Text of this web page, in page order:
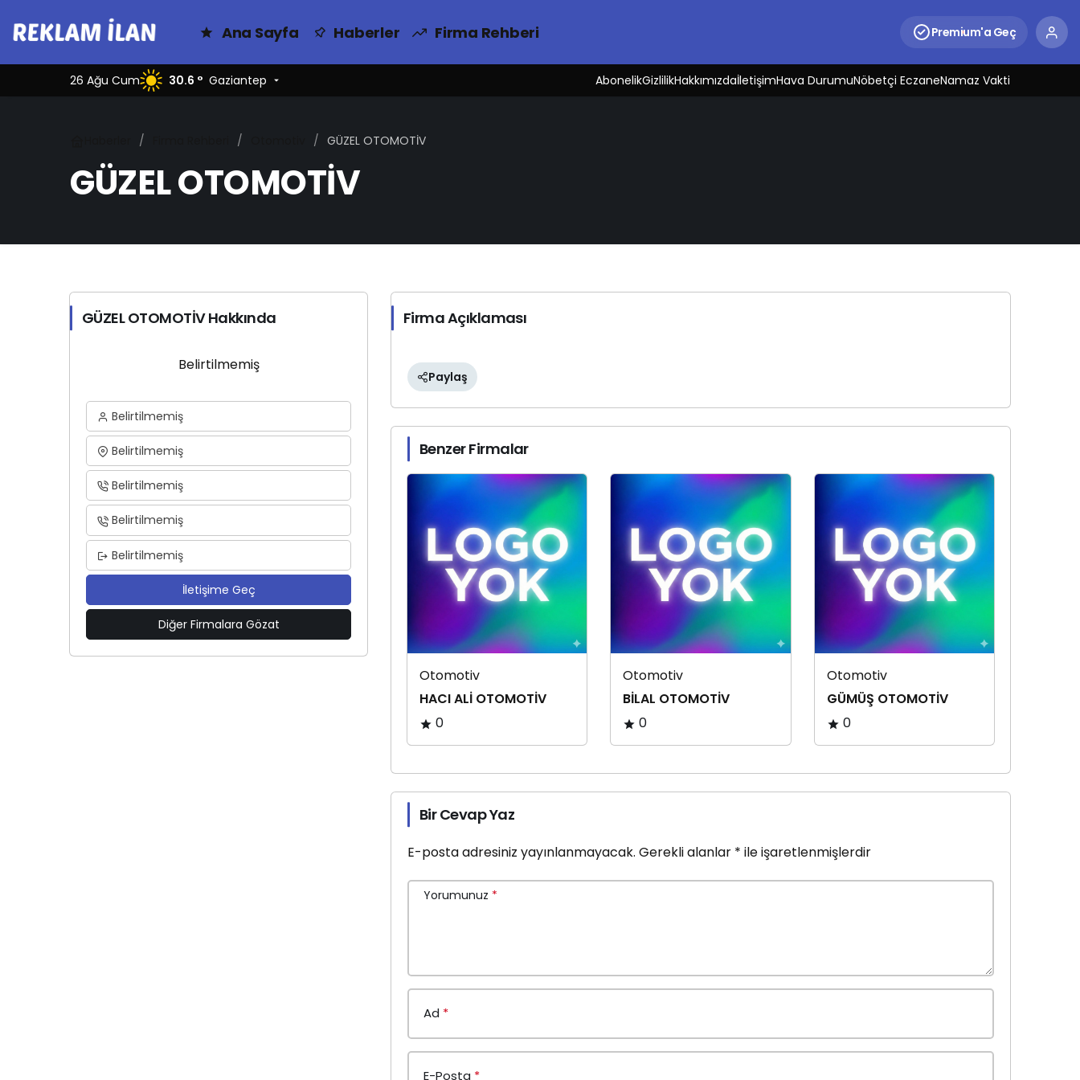
Ana Sayfa Haberler Firma Rehberi Premium'a Geç
26 Ağu Cum 30.6 ° Gaziantep AbonelikGizlilikHakkımızdaİletişimHava DurumuNöbetçi EczaneNamaz Vakti
GÜZEL OTOMOTİV
GÜZEL OTOMOTİV
GÜZEL OTOMOTİV Hakkında
Belirtilmemiş
Belirtilmemiş
Belirtilmemiş
Belirtilmemiş
Belirtilmemiş
Belirtilmemiş
İletişime Geç
Diğer Firmalara Gözat
Firma Açıklaması
Paylaş
Benzer Firmalar
Otomotiv
HACI ALİ OTOMOTİV
0
Otomotiv
BİLAL OTOMOTİV
0
Otomotiv
GÜMÜŞ OTOMOTİV
0
Bir Cevap Yaz
E-posta adresiniz yayınlanmayacak. Gerekli alanlar * ile işaretlenmişlerdir
Yorumunuz *
Ad *
E-Posta *